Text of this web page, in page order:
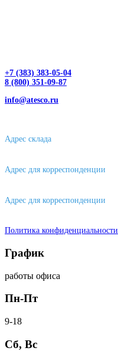
+7 (383) 383-05-04
8 (800) 351-09-87
info@atesco.ru
Адрес склада
Адрес для корреспонденции
Адрес для корреспонденции
Политика конфиденциальности
График
работы офиса
Пн-Пт
9-18
Сб, Вс